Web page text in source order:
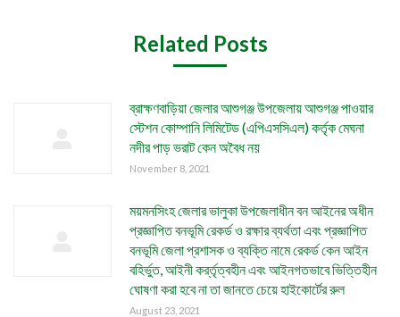
Related Posts
ব্রাক্ষণবাড়িয়া জেলার আশুগঞ্জ উপজেলায় আশুগঞ্জ পাওয়ার
স্টেশন কোম্পানি লিমিটেড (এপিএসসিএল) কর্তৃক মেঘনা
নদীর পাড় ভরাট কেন অবৈধ নয়
November 8, 2021
ময়মনসিংহ জেলার ভালুকা উপজেলাধীন বন আইনের অধীন
প্রজ্ঞাপিত বনভূমি রেকর্ড ও রক্ষার ব্যর্থতা এবং প্রজ্ঞাপিত
বনভূমি জেলা প্রশাসক ও ব্যক্তি নামে রেকর্ড কেন আইন
বহির্ভুত, আইনী কর্র্তৃত্বহীন এবং আইনগতভাবে ভিত্তিহীন
ঘোষণা করা হবে না তা জানতে চেয়ে হাইকোর্টের রুল
August 23, 2021